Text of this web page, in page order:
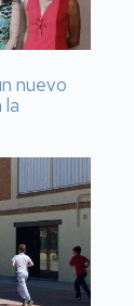
nuevo
la